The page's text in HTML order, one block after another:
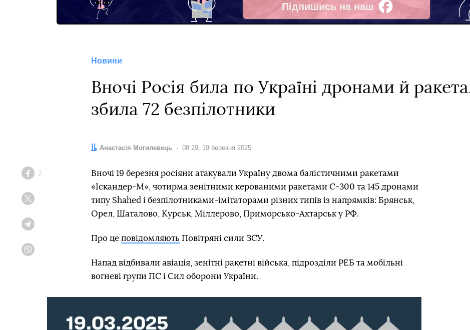
Підпишись на наш
Facebook
Новини
Вночі Росія била по Україні дронами й
збила 72 безпілотники
Автор:
Анастасія Могилевець Дата:
08:29, 19 березня 2025
Facebook
2
Вночі 19 березня росіяни атакували Україну двома балістичними ракетами
«Іскандер-М», чотирма зенітними керованими ракетами С-300 та 145 дронами
типу Shahed і безпілотниками-імітаторами різних типів із напрямків: Брянськ,
Орел, Шаталово, Курськ, Міллерово, Приморсько-Ахтарськ у РФ.
Про це повідомляють Повітряні сили ЗСУ.
Напад відбивали авіація, зенітні ракетні війська, підрозділи РЕБ та мобільні
вогневі групи ПС і Сил оборони України.